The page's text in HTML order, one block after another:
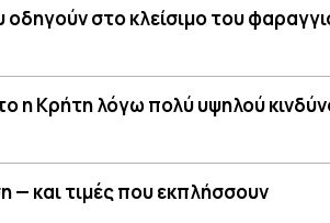
οδηγούν στο κλείσιμο του
η Κρήτη λόγω πολύ υψηλού
— και τιμές που εκπλήσσουν